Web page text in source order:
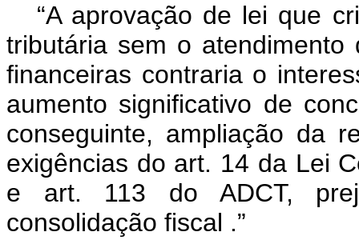
“A aprovação de lei que
tributária sem o atendimento
financeiras contraria o
aumento significativo de
conseguinte, ampliação da
exigências do art. 14 da Lei
e art. 113 do ADCT,
consolidação fiscal .”